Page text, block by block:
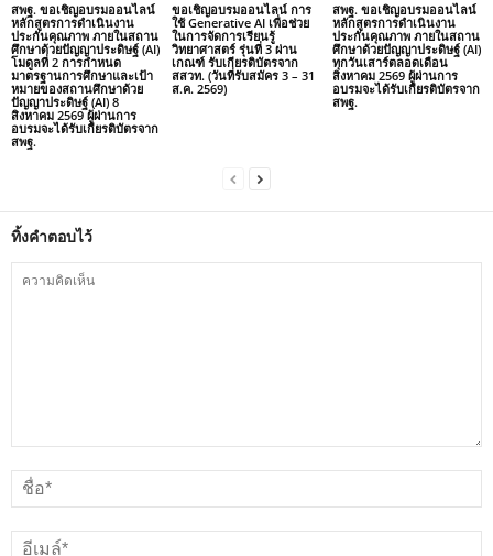
สพฐ. ขอเชิญอบรมออนไลน์
หลักสูตรการดำเนินงาน
ประกันคุณภาพ ภายในสถาน
ศึกษาด้วยปัญญาประดิษฐ์ (AI)
โมดูลที่ 2 การกำหนด
มาตรฐานการศึกษาและเป้า
หมายของสถานศึกษาด้วย
ปัญญาประดิษฐ์ (AI) 8
สิงหาคม 2569 ผู้ผ่านการ
อบรมจะได้รับเกียรติบัตรจาก
สพฐ.
ขอเชิญอบรมออนไลน์ การ
ใช้ Generative AI เพื่อช่วย
ในการจัดการเรียนรู้
วิทยาศาสตร์ รุ่นที่ 3 ผ่าน
เกณฑ์ รับเกียรติบัตรจาก
สสวท. (วันที่รับสมัคร 3 – 31
ส.ค. 2569)
สพฐ. ขอเชิญอบรมออนไลน์
หลักสูตรการดำเนินงาน
ประกันคุณภาพ ภายในสถาน
ศึกษาด้วยปัญญาประดิษฐ์ (AI)
ทุกวันเสาร์ตลอดเดือน
สิงหาคม 2569 ผู้ผ่านการ
อบรมจะได้รับเกียรติบัตรจาก
สพฐ.
ทิ้งคำตอบไว้